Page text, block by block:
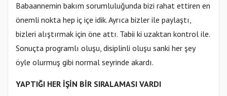
Babaannemin bakım sorumluluğunda bizi rahat ettiren en
önemli nokta hep iç içe idik. Ayrıca bizler ile paylaştı,
bizleri alıştırmak için öne attı. Tabii ki uzaktan kontrol ile.
Sonuçta programlı oluşu, disiplinli oluşu sanki her şey
öyle olurmuş gibi normal seyrinde akardı.
YAPTIĞI HER İŞİN BİR SIRALAMASI VARDI